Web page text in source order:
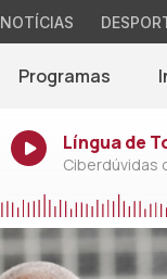
NOTÍCIAS
Programas
Língua de
Ciberdúvidas